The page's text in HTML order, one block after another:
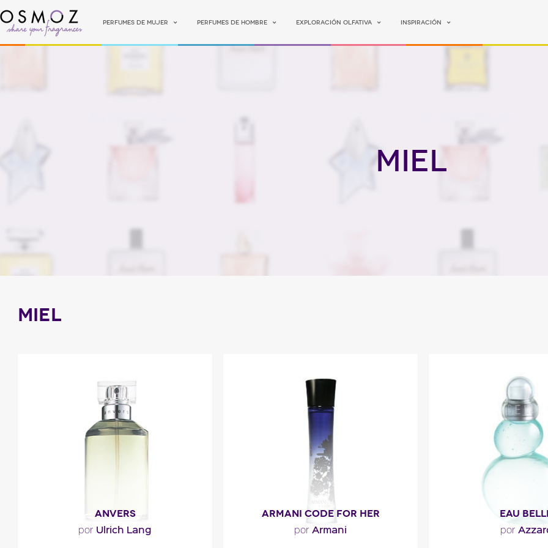
Perfumes de mujer Perfumes de hombre Exploración olfativa Inspiración
Miel
MIEL
ANVERS
por Ulrich Lang
ARMANI CODE FOR HER
por Armani
EAU
por